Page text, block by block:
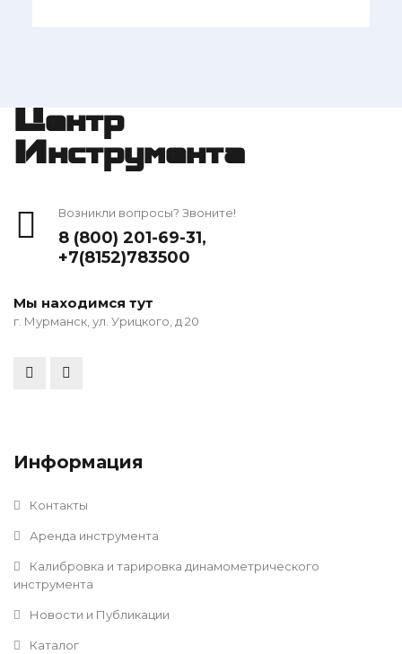
Центр
Инструмента
Возникли вопросы? Звоните!
8 (800) 201-69-31,
+7(8152)783500
Мы находимся тут
г. Мурманск, ул. Урицкого, д 20
Информация
Контакты
Аренда инструмента
Калибровка и тарировка динамометрического
инструмента
Новости и Публикации
Каталог